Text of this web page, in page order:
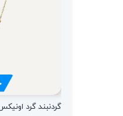
گردنبند گرد